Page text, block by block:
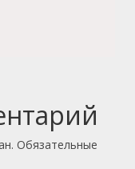
Обязательные